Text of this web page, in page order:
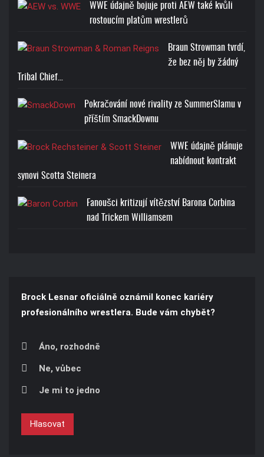
WWE údajně bojuje proti AEW také kvůli
rostoucím platům wrestlerů
Braun Strowman tvrdí,
že bez něj by žádný
Tribal Chief…
Pokračování nové rivality ze SummerSlamu v
příštím SmackDownu
WWE údajně plánuje
nabídnout kontrakt
synovi Scotta Steinera
Fanoušci kritizují vítězství Barona Corbina
nad Trickem Williamsem
Brock Lesnar oficiálně oznámil konec kariéry
profesionálního wrestlera. Bude vám chybět?
Áno, rozhodně
Ne, vůbec
Je mi to jedno
Hlasovat